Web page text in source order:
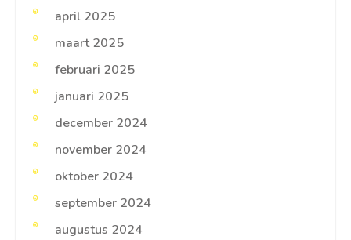
april 2025
maart 2025
februari 2025
januari 2025
december 2024
november 2024
oktober 2024
september 2024
augustus 2024